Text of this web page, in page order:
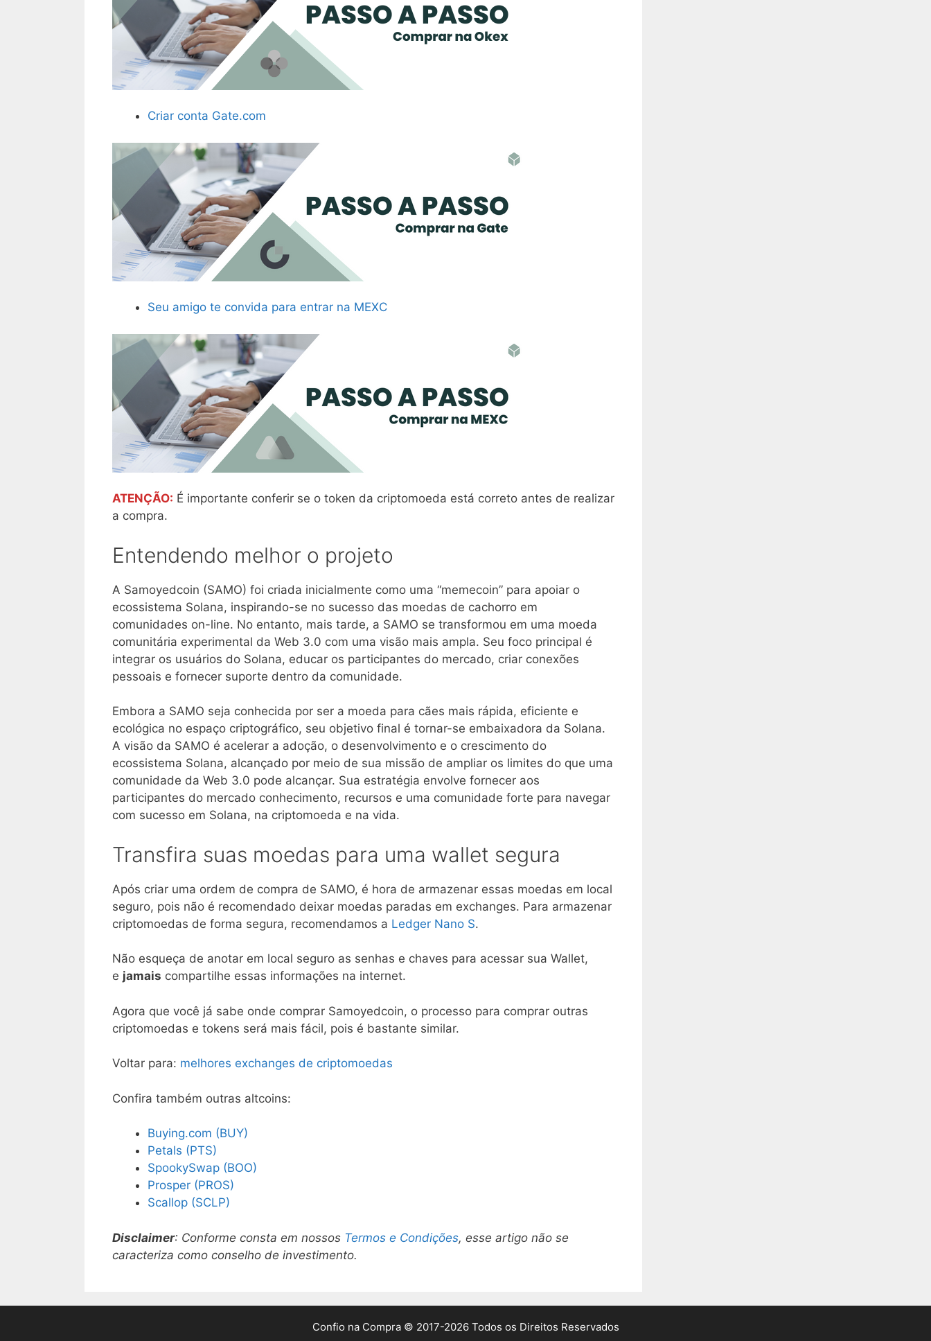
Criar conta Gate.com
Seu amigo te convida para entrar na MEXC
ATENÇÃO: É importante conferir se o token da criptomoeda está correto antes de realizar
a compra.
Entendendo melhor o projeto
A Samoyedcoin (SAMO) foi criada inicialmente como uma “memecoin” para apoiar o
ecossistema Solana, inspirando-se no sucesso das moedas de cachorro em
comunidades on-line. No entanto, mais tarde, a SAMO se transformou em uma moeda
comunitária experimental da Web 3.0 com uma visão mais ampla. Seu foco principal é
integrar os usuários do Solana, educar os participantes do mercado, criar conexões
pessoais e fornecer suporte dentro da comunidade.
Embora a SAMO seja conhecida por ser a moeda para cães mais rápida, eficiente e
ecológica no espaço criptográfico, seu objetivo final é tornar-se embaixadora da Solana.
A visão da SAMO é acelerar a adoção, o desenvolvimento e o crescimento do
ecossistema Solana, alcançado por meio de sua missão de ampliar os limites do que uma
comunidade da Web 3.0 pode alcançar. Sua estratégia envolve fornecer aos
participantes do mercado conhecimento, recursos e uma comunidade forte para navegar
com sucesso em Solana, na criptomoeda e na vida.
Transfira suas moedas para uma wallet segura
Após criar uma ordem de compra de SAMO, é hora de armazenar essas moedas em local
seguro, pois não é recomendado deixar moedas paradas em exchanges. Para armazenar
criptomoedas de forma segura, recomendamos a Ledger Nano S.
Não esqueça de anotar em local seguro as senhas e chaves para acessar sua Wallet,
e jamais compartilhe essas informações na internet.
Agora que você já sabe onde comprar Samoyedcoin, o processo para comprar outras
criptomoedas e tokens será mais fácil, pois é bastante similar.
Voltar para: melhores exchanges de criptomoedas
Confira também outras altcoins:
Buying.com (BUY)
Petals (PTS)
SpookySwap (BOO)
Prosper (PROS)
Scallop (SCLP)
Disclaimer: Conforme consta em nossos Termos e Condições, esse artigo não se
caracteriza como conselho de investimento.
Confio na Compra © 2017-2026 Todos os Direitos Reservados